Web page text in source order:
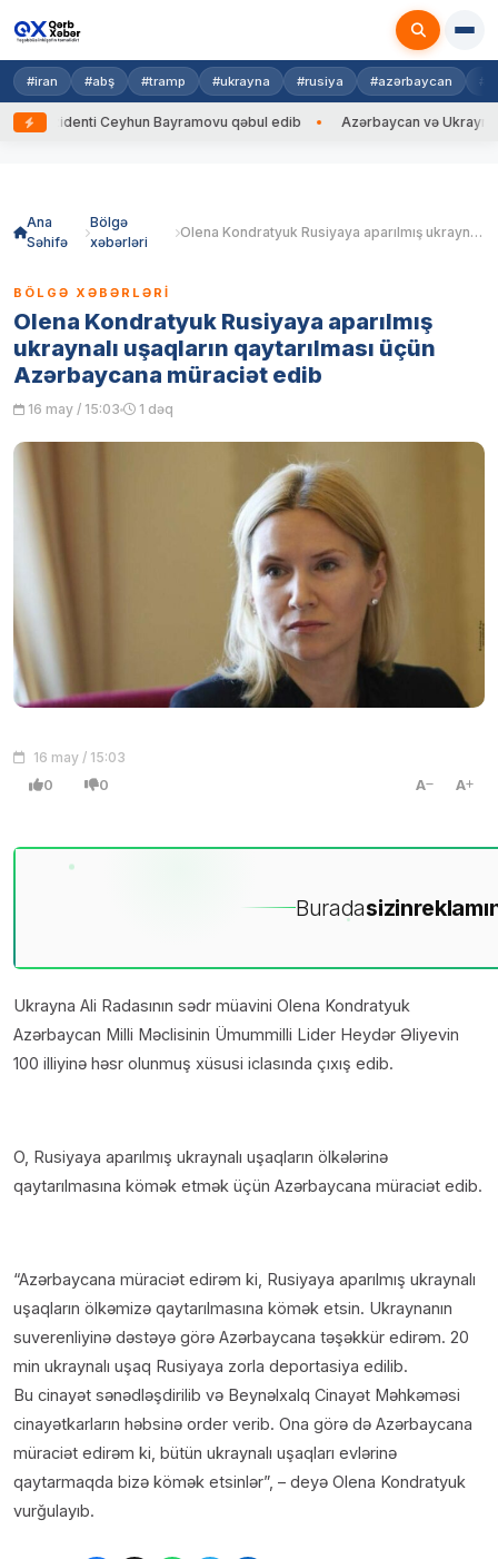
#iran #abş #tramp #ukrayna #rusiya #azərbaycan
Ceyhun Bayramovu qəbul edib Azərbaycan və Ukrayna XİN
Ana
Səhifə
Bölgə
xəbərləri
Olena Kondratyuk Rusiyaya aparılmış ukraynalı uşaqların qaytarılması üçün Azərbaycana müraciət edib
BÖLGƏ XƏBƏRLƏRI
Olena Kondratyuk Rusiyaya aparılmış
ukraynalı uşaqların qaytarılması üçün
Azərbaycana müraciət edib
16 may / 15:03 1 dəq
16 may / 15:03
0 0 A A
Buradasizin
Ukrayna Ali Radasının sədr müavini Olena Kondratyuk
Azərbaycan Milli Məclisinin Ümummilli Lider Heydər Əliyevin
100 illiyinə həsr olunmuş xüsusi iclasında çıxış edib.
O, Rusiyaya aparılmış ukraynalı uşaqların ölkələrinə
qaytarılmasına kömək etmək üçün Azərbaycana müraciət edib.
“Azərbaycana müraciət edirəm ki, Rusiyaya aparılmış ukraynalı
uşaqların ölkəmizə qaytarılmasına kömək etsin. Ukraynanın
suverenliyinə dəstəyə görə Azərbaycana təşəkkür edirəm. 20
min ukraynalı uşaq Rusiyaya zorla deportasiya edilib.
Bu cinayət sənədləşdirilib və Beynəlxalq Cinayət Məhkəməsi
cinayətkarların həbsinə order verib. Ona görə də Azərbaycana
müraciət edirəm ki, bütün ukraynalı uşaqları evlərinə
qaytarmaqda bizə kömək etsinlər”, – deyə Olena Kondratyuk
vurğulayıb.